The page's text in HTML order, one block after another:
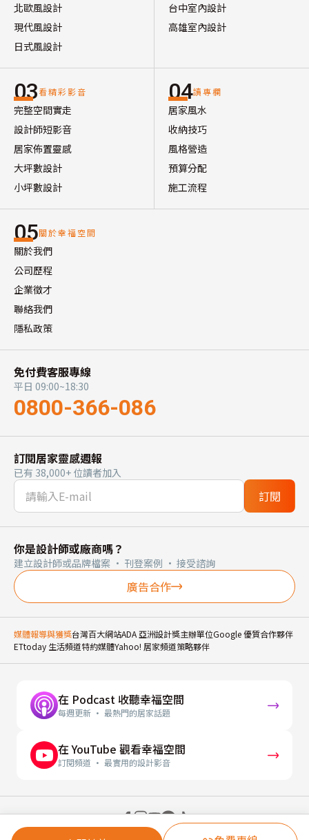
北歐風設計
現代風設計
日式風設計
台中室內設計
高雄室內設計
03看精彩影音
完整空間實走
設計師短影音
居家佈置靈感
大坪數設計
小坪數設計
04讀專欄
居家風水
收納技巧
風格營造
預算分配
施工流程
05關於幸福空間
關於我們
公司歷程
企業徵才
聯絡我們
隱私政策
免付費客服專線
平日 09:00~18:30
0800-366-086
訂閱居家靈感週報
已有 38,000+ 位讀者加入
訂閱
你是設計師或廠商嗎？
建立設計師或品牌檔案 · 刊登案例 · 接受諮詢
廣告合作
媒體報導與獲獎台灣百大網站ADA 亞洲設計獎主辦單位Google 優質合作夥伴
ETtoday 生活頻道特約媒體Yahoo! 居家頻道策略夥伴
在 Podcast 收聽幸福空間
每週更新 · 最熱門的居家話題
在 YouTube 觀看幸福空間
訂閱頻道 · 最實用的設計影音
© 2026 幸福空間 Gorgeous Space Co., Ltd.